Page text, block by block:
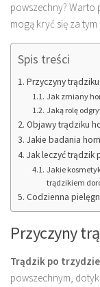
powszechny? Warto
mogą kryć się za tym
Spis treści
Przyczyny
Jak zmiany
Jaką rolę
Objawy trądziku
Jakie badania
Jak leczyć trądzik
Jakie
trądzikiem
Codzienna
Przyczyny
Trądzik po
powszechnym,